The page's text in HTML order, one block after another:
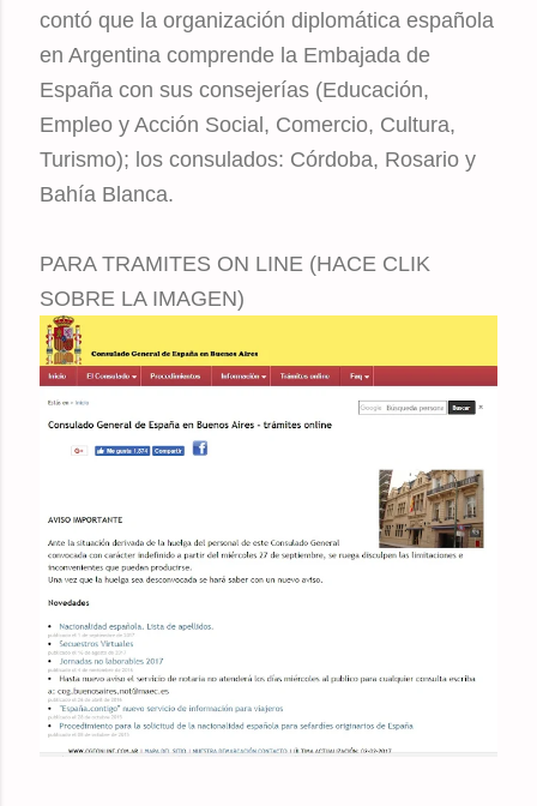
contó que la organización diplomática española
en Argentina comprende la Embajada de
España con sus consejerías (Educación,
Empleo y Acción Social, Comercio, Cultura,
Turismo); los consulados: Córdoba, Rosario y
Bahía Blanca.
PARA TRAMITES ON LINE (HACE CLIK
SOBRE LA IMAGEN)